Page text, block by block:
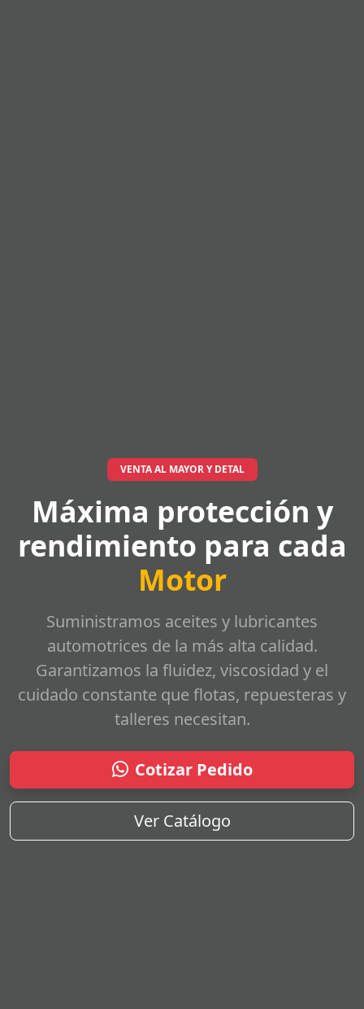
VENTA AL MAYOR Y DETAL
Máxima protección y
rendimiento para cada
Motor
Suministramos aceites y lubricantes
automotrices de la más alta calidad.
Garantizamos la fluidez, viscosidad y el
cuidado constante que flotas, repuesteras y
talleres necesitan.
Cotizar Pedido
Ver Catálogo